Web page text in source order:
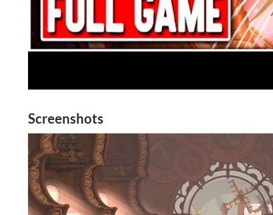
Screenshots